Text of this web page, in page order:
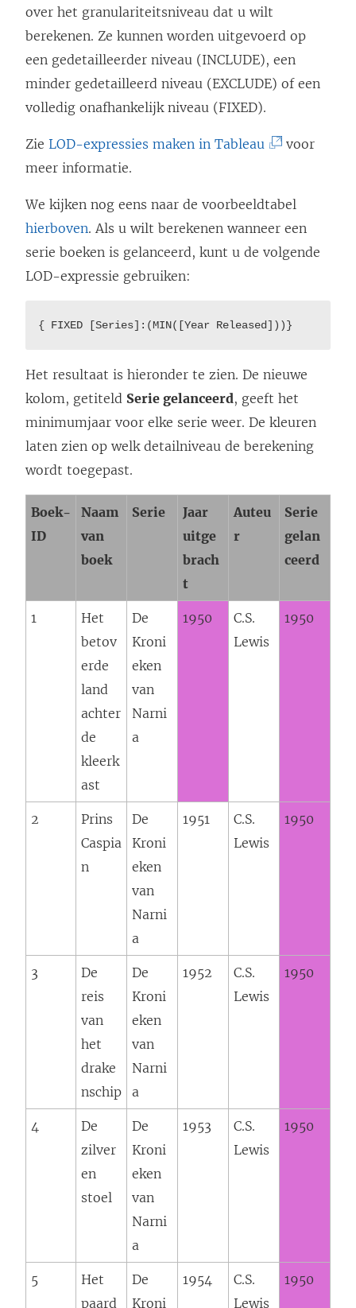
over het granulariteitsniveau dat u wilt
berekenen. Ze kunnen worden uitgevoerd op
een gedetailleerder niveau (INCLUDE), een
minder gedetailleerd niveau (EXCLUDE) of een
volledig onafhankelijk niveau (FIXED).
Zie LOD-expressies maken in Tableau
d
i
n
e
e
e
)
voor
meer informatie.
We kijken nog eens naar de voorbeeldtabel
hierboven. Als u wilt berekenen wanneer een
serie boeken is gelanceerd, kunt u de volgende
LOD-expressie gebruiken:
{ FIXED [Series]:(MIN([Year Released]))}
Het resultaat is hieronder te zien. De nieuwe
kolom, getiteld Serie gelanceerd, geeft het
minimumjaar voor elke serie weer. De kleuren
laten zien op welk detailniveau de berekening
wordt toegepast.
Boek-
ID
Naam
van
boek
Serie
Jaar
uitge
brach
t
Auteu
r
Serie
gelan
ceerd
1
Het
betov
erde
land
achter
de
kleerk
ast
De
Kroni
eken
van
Narni
a
1950
C.S.
Lewis
1950
2
Prins
Caspia
n
De
Kroni
eken
van
Narni
a
1951
C.S.
Lewis
1950
3
De
reis
van
het
drake
nschip
De
Kroni
eken
van
Narni
a
1952
C.S.
Lewis
1950
4
De
zilver
en
stoel
De
Kroni
eken
van
Narni
a
1953
C.S.
Lewis
1950
5
Het
paard
De
Kroni
1954
C.S.
Lewis
1950